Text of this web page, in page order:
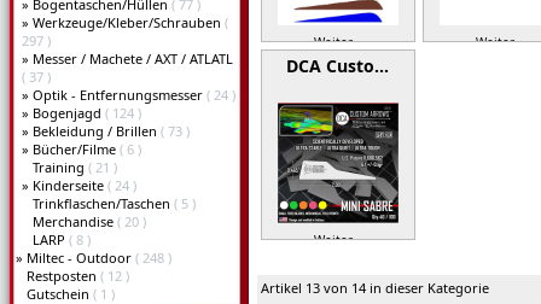
» Bogentaschen/Hüllen ( 77 )
» Werkzeuge/Kleber/Schrauben (
297 )
» Messer / Machete / AXT / ATLATL
( 37 )
» Optik - Entfernungsmesser ( 24 )
» Bogenjagd ( 124 )
» Bekleidung / Brillen ( 73 )
» Bücher/Filme ( 6 )
Training ( 21 )
» Kinderseite ( 24 )
Trinkflaschen/Taschen ( 5 )
Merchandise ( 20 )
LARP ( 8 )
» Miltec - Outdoor ( 248 )
Restposten ( 12 )
Gutschein ( 1 )
Weiter » Weiter »
DCA Custo…
Weiter »
Artikel 13 von 14 in dieser Kategorie